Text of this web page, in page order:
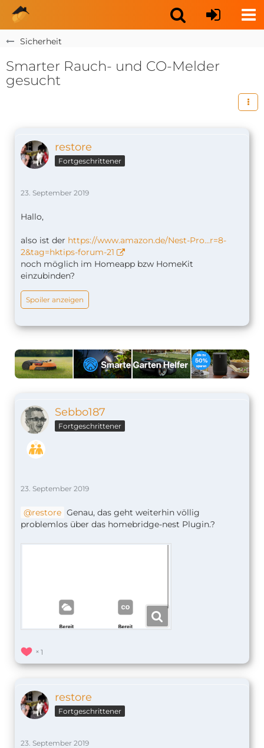
Sicherheit
Smarter Rauch- und CO-Melder
gesucht
restore
Fortgeschrittener
23. September 2019
Hallo,
also ist der https://www.amazon.de/Nest-Pro…r=8-
2&tag=hktips-forum-21
noch möglich im Homeapp bzw HomeKit
einzubinden?
Spoiler anzeigen
Sebbo187
Fortgeschrittener
23. September 2019
restore Genau, das geht weiterhin völlig
problemlos über das homebridge-nest Plugin.?
1
restore
Fortgeschrittener
23. September 2019